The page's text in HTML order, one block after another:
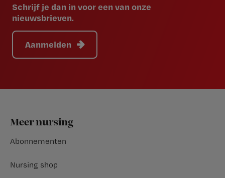
Schrijf je dan in voor een van onze
nieuwsbrieven.
Aanmelden
Footer
Meer nursing
Abonnementen
Nursing shop